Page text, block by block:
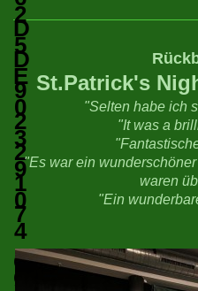
St.Patrick's
"Selten habe ich
"It was a
"Es war ein
waren
"Ein